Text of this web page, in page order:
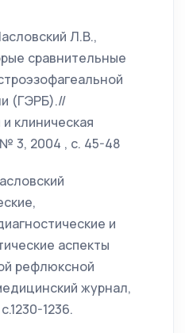
Л.В.,
сравнительные
(ГЭРБ).//
клиническая
3, 2004 , с. 45-48
и
аспекты
рефлюксной
журнал,
1236.